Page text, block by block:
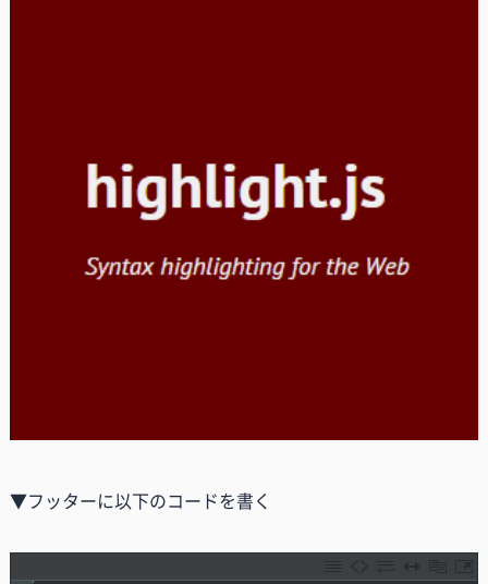
▼フッターに以下のコードを書く